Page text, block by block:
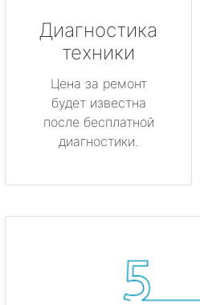
Диагностика
техники
Цена за ремонт
будет известна
после бесплатной
диагностики.